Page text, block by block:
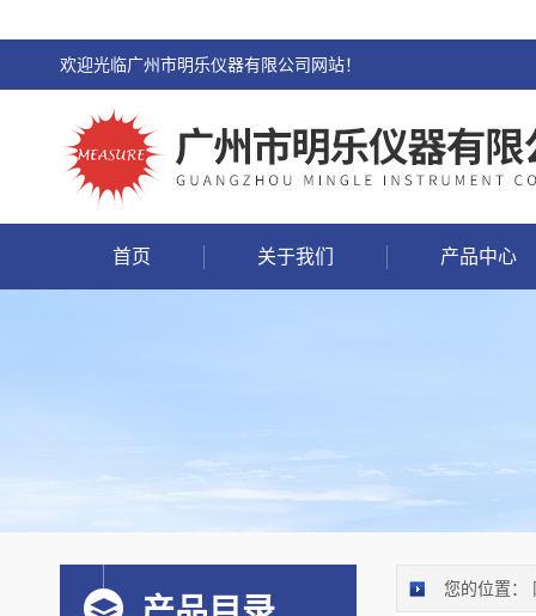
欢迎光临广州市明乐仪器有限公司网站！
首页 关于我们 产品中心
您的位置：